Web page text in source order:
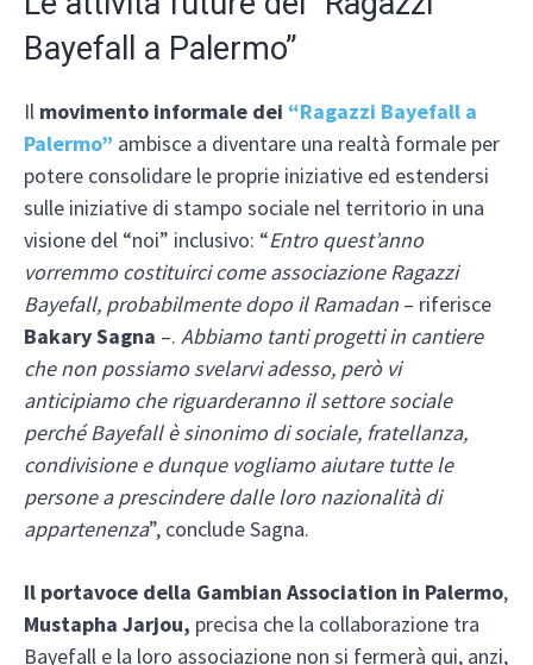
Bayefall a Palermo”
Il movimento informale dei “Ragazzi Bayefall a
Palermo” ambisce a diventare una realtà formale per
potere consolidare le proprie iniziative ed estendersi
sulle iniziative di stampo sociale nel territorio in una
visione del “noi” inclusivo: “Entro quest’anno
vorremmo costituirci come associazione Ragazzi
Bayefall, probabilmente dopo il Ramadan – riferisce
Bakary Sagna –. Abbiamo tanti progetti in cantiere
che non possiamo svelarvi adesso, però vi
anticipiamo che riguarderanno il settore sociale
perché Bayefall è sinonimo di sociale, fratellanza,
condivisione e dunque vogliamo aiutare tutte le
persone a prescindere dalle loro nazionalità di
appartenenza”, conclude Sagna.
Il portavoce della Gambian Association in Palermo,
Mustapha Jarjou, precisa che la collaborazione tra
Bayefall e la loro associazione non si fermerà qui, anzi,